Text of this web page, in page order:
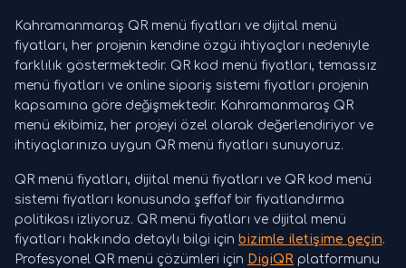
Kahramanmaraş QR menü fiyatları ve dijital menü
fiyatları, her projenin kendine özgü ihtiyaçları nedeniyle
farklılık göstermektedir. QR kod menü fiyatları, temassız
menü fiyatları ve online sipariş sistemi fiyatları projenin
kapsamına göre değişmektedir. Kahramanmaraş QR
menü ekibimiz, her projeyi özel olarak değerlendiriyor ve
ihtiyaçlarınıza uygun QR menü fiyatları sunuyoruz.
QR menü fiyatları, dijital menü fiyatları ve QR kod menü
sistemi fiyatları konusunda şeffaf bir fiyatlandırma
politikası izliyoruz. QR menü fiyatları ve dijital menü
fiyatları hakkında detaylı bilgi için bizimle iletişime geçin.
Profesyonel QR menü çözümleri için DigiQR platformunu